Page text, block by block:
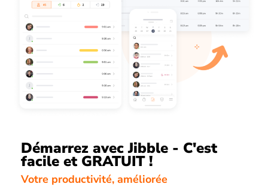
Démarrez avec Jibble - C'est
facile et GRATUIT !
Votre productivité, améliorée